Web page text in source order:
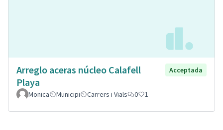
Arreglo aceras núcleo Calafell
Playa
Acceptada
Monica Municipi Carrers i Vials 0 1